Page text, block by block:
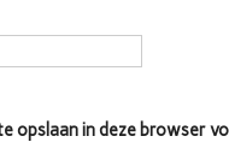
opslaan in deze browser